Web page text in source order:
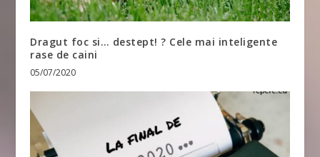
Dragut foc si… destept! ? Cele mai inteligente
rase de caini
05/07/2020